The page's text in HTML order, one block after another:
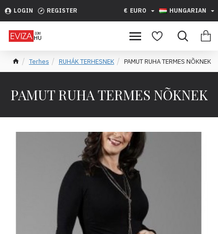
LOGIN REGISTER € EURO HUNGARIAN
Terhes RUHÁK TERHESNEK PAMUT RUHA TERMES NÕKNEK
PAMUT RUHA TERMES NÕKNEK